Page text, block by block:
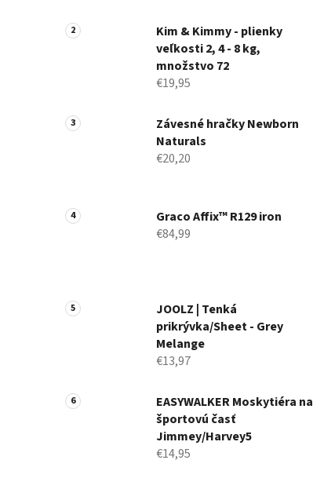
Kim & Kimmy - plienky
veľkosti 2, 4 - 8 kg,
množstvo 72
€19,95
Závesné hračky Newborn
Naturals
€20,20
Graco Affix™ R129 iron
€84,99
JOOLZ | Tenká
prikrývka/Sheet - Grey
Melange
€13,97
EASYWALKER Moskytiéra na
športovú časť
Jimmey/Harvey5
€14,95